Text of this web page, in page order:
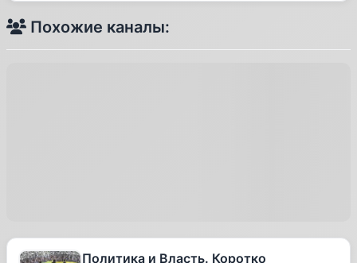
Похожие каналы:
Политика и Власть. Коротко